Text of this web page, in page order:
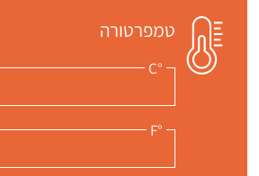
טמפרטורה
°C
°F